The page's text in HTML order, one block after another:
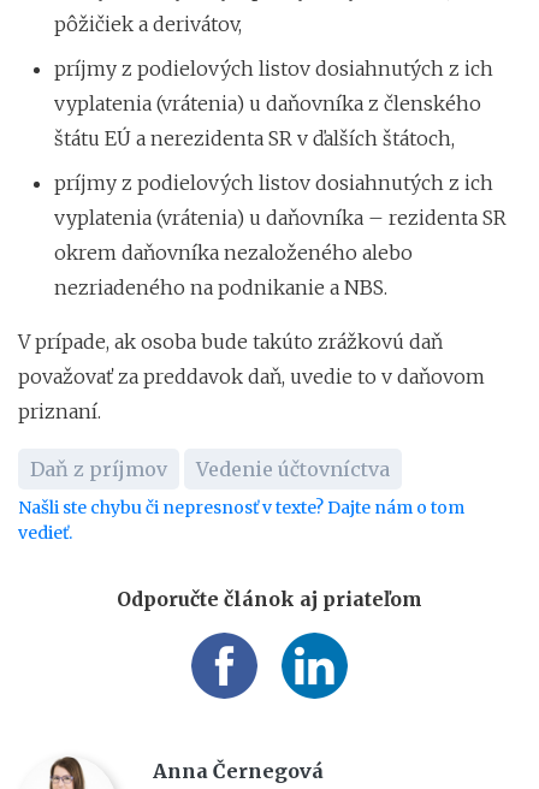
pôžičiek a derivátov,
príjmy z podielových listov dosiahnutých z ich
vyplatenia (vrátenia) u daňovníka z členského
štátu EÚ a nerezidenta SR v ďalších štátoch,
príjmy z podielových listov dosiahnutých z ich
vyplatenia (vrátenia) u daňovníka – rezidenta SR
okrem daňovníka nezaloženého alebo
nezriadeného na podnikanie a NBS.
V prípade, ak osoba bude takúto zrážkovú daň
považovať za preddavok daň, uvedie to v daňovom
priznaní.
Daň z príjmov Vedenie účtovníctva
Našli ste chybu či nepresnosť v texte? Dajte nám o tom
vedieť.
Odporučte článok aj priateľom
Anna Černegová